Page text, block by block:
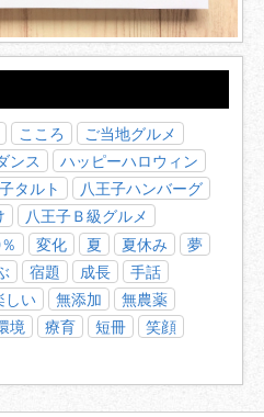
こころ
ご当地グルメ
ンス
ハッピーハロウィン
タルト
八王子ハンバーグ
八王子Ｂ級グルメ
変化 夏 夏休み
夢
宿題 成長
手話
しい 無添加
無農薬
境 療育 短冊
笑顔